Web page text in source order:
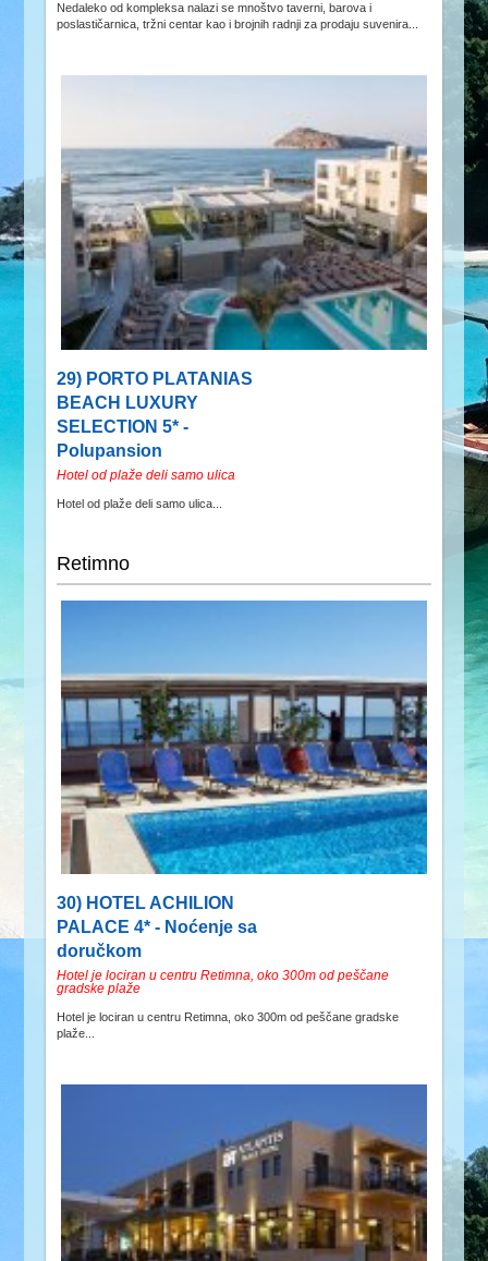
Nedaleko od kompleksa nalazi se mnoštvo taverni, barova i
poslastičarnica, tržni centar kao i brojnih radnji za prodaju suvenira...
29) PORTO PLATANIAS
BEACH LUXURY
SELECTION 5* -
Polupansion
Hotel od plaže deli samo ulica
Hotel od plaže deli samo ulica...
Retimno
30) HOTEL ACHILION
PALACE 4* - Noćenje sa
doručkom
Hotel je lociran u centru Retimna, oko 300m od peščane
gradske plaže
Hotel je lociran u centru Retimna, oko 300m od peščane gradske
plaže...